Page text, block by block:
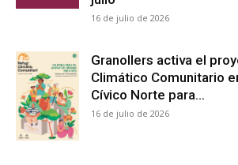
16 de julio de 2026
Granollers activa el
Climático Comunitario
Cívico Norte para...
16 de julio de 2026